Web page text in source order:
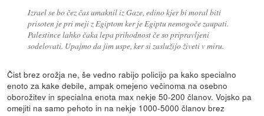
Izrael se bo čez čas umaknil iz Gaze, edino kjer bi moral biti
prisoten je pri meji z Egiptom ker je Egiptu nemogoče zaupati.
Palestince lahko čaka lepa prihodnost če so pripravljeni
sodelovati. Upajmo da jim uspe, ker si zaslužijo živeti v miru.
Čist brez orožja ne, še vedno rabijo policijo pa kako specialno
enoto za kake debile, ampak omejeno večinoma na osebno
oborožitev in specialna enota max nekje 50-200 članov. Vojsko pa
omejiti na samo pehoto in na nekje 1000-5000 članov brez